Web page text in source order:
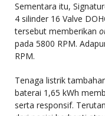
Sementara itu,
4 silinder 16 Valve
tersebut memberikan
pada 5800 RPM.
RPM.
Tenaga listrik
baterai 1,65 kWh
serta responsif.